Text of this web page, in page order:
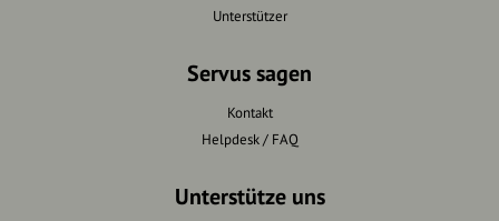
Unterstützer
Servus sagen
Kontakt
Helpdesk / FAQ
Unterstütze uns